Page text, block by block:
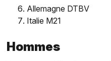
Allemagne DTBV
Italie M21
Hommes